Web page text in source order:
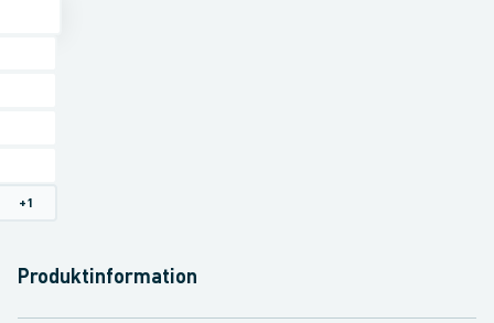
+1
Produktinformation